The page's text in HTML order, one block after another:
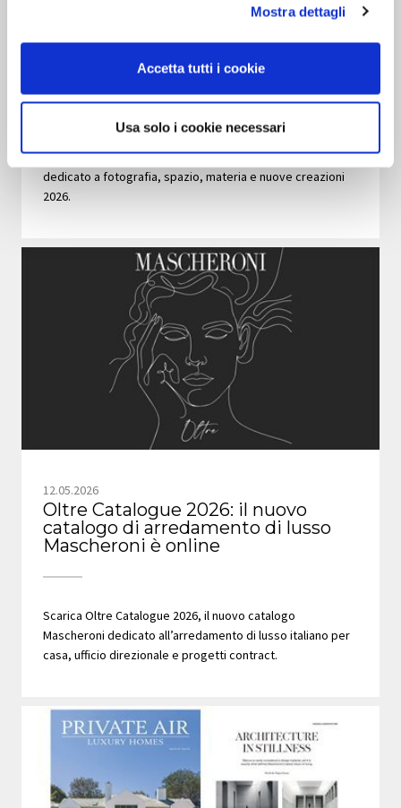
Mostra dettagli
Accetta tutti i cookie
Usa solo i cookie necessari
To Dwell with Grace | Brand
Scopri To Dwell with Grace, il manifesto visivo Mascheroni
dedicato a fotografia, spazio, materia e nuove creazioni
2026.
12.05.2026
Oltre Catalogue 2026: il nuovo
catalogo di arredamento di lusso
Mascheroni è online
Scarica Oltre Catalogue 2026, il nuovo catalogo
Mascheroni dedicato all’arredamento di lusso italiano per
casa, ufficio direzionale e progetti contract.